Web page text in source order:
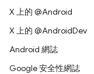
X 上的 @Android
X 上的 @AndroidDev
Android 網誌
Google 安全性網誌